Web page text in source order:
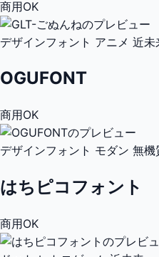
商用OK
デザインフォント アニメ 近未
OGUFONT
商用OK
デザインフォント モダン 無機
はちピコフォント
商用OK